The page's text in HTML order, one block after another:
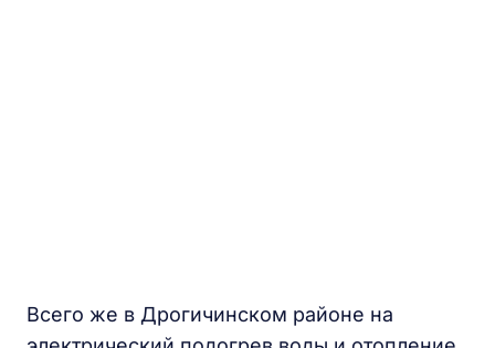
Всего же в Дрогичинском районе на